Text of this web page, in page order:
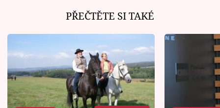
PŘEČTĚTE SI TAKÉ